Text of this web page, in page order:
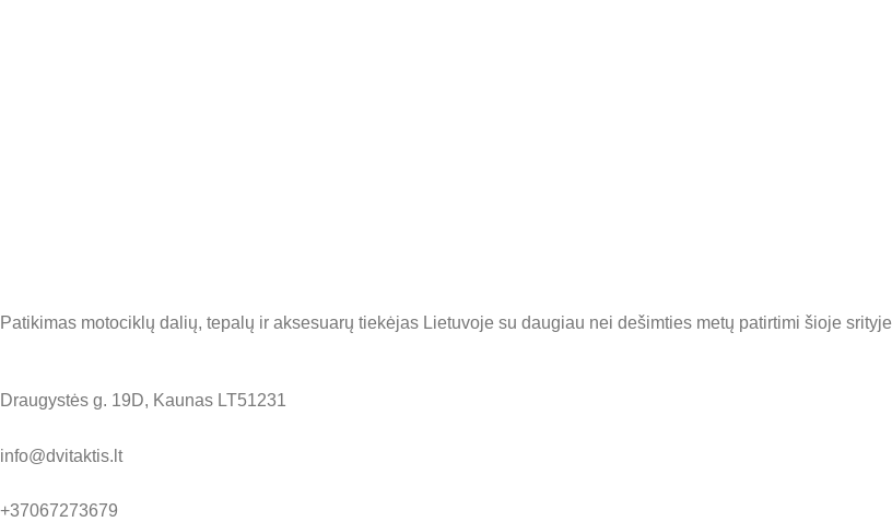
Patikimas motociklų dalių, tepalų ir aksesuarų tiekėjas Lietuvoje su daugiau nei dešimties metų patirtimi šioje srityje
Draugystės g. 19D, Kaunas LT51231
info@dvitaktis.lt
+37067273679